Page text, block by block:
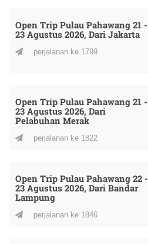
Open Trip Pulau Pahawang 21 -
23 Agustus 2026, Dari Jakarta
perjalanan ke 1799
Open Trip Pulau Pahawang 21 -
23 Agustus 2026, Dari
Pelabuhan Merak
perjalanan ke 1822
Open Trip Pulau Pahawang 22 -
23 Agustus 2026, Dari Bandar
Lampung
perjalanan ke 1846